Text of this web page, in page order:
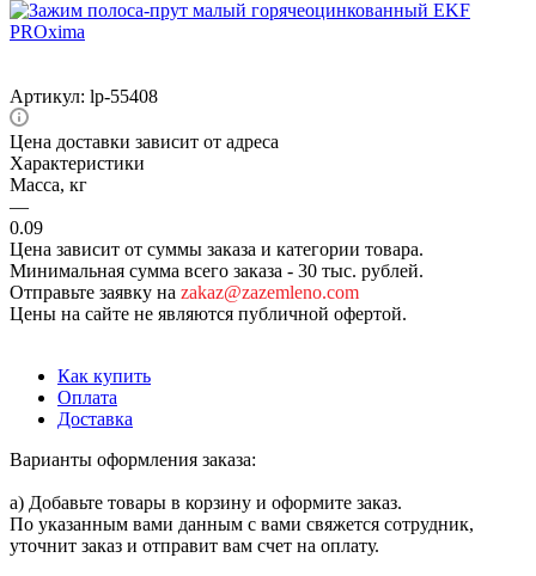
Артикул: lp-55408
Цена доставки зависит от адреса
Характеристики
Масса, кг
—
0.09
Цена зависит от суммы заказа и категории товара.
Минимальная сумма всего заказа - 30 тыс. рублей.
Отправьте заявку на zakaz@zazemleno.com
Цены на сайте не являются публичной офертой.
Как купить
Оплата
Доставка
Варианты оформления заказа:
а) Добавьте товары в корзину и оформите заказ.
По указанным вами данным с вами свяжется сотрудник,
уточнит заказ и отправит вам счет на оплату.